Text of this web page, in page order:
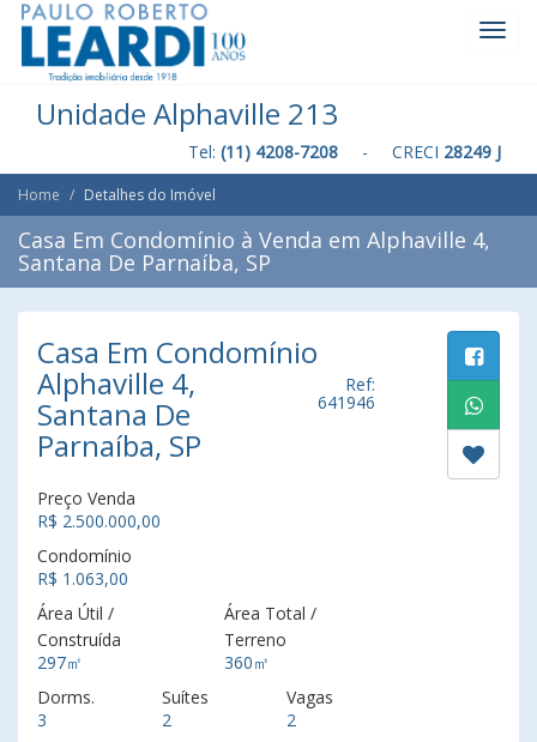
Unidade Alphaville 213
Tel: (11) 4208-7208 - CRECI 28249 J
Home Detalhes do Imóvel
Casa Em Condomínio à Venda em Alphaville 4,
Santana De Parnaíba, SP
Casa Em Condomínio
Alphaville 4,
Santana De
Parnaíba, SP
Ref:
641946
Preço Venda
R$ 2.500.000,00
Condomínio
R$ 1.063,00
Área Útil /
Construída
297㎡
Área Total /
Terreno
360㎡
Dorms.
3
Suítes
2
Vagas
2